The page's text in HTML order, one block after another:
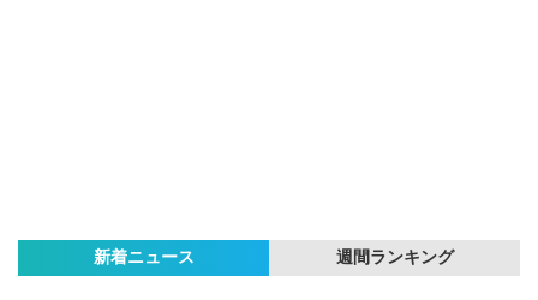
新着ニュース 週間ランキング